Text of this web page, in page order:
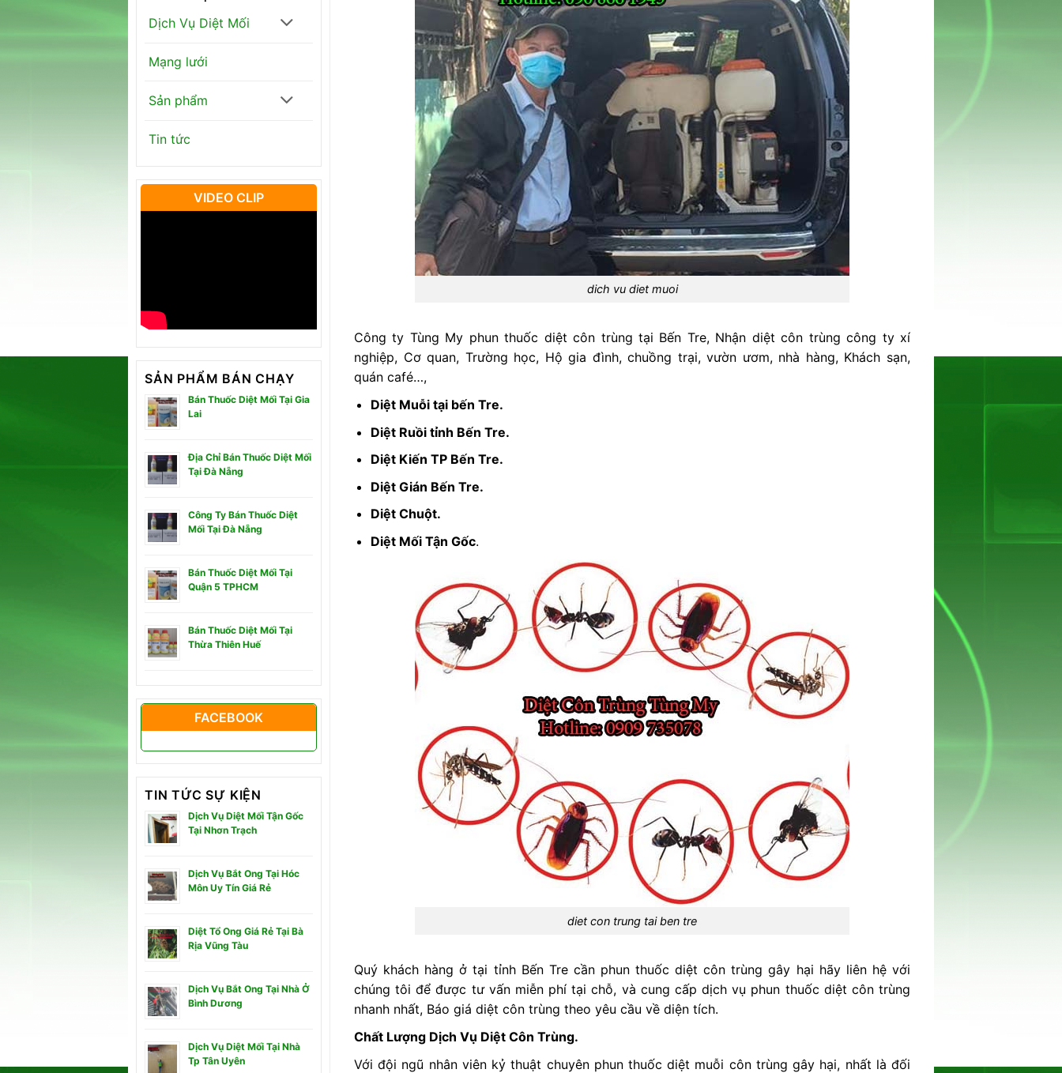
Dịch Vụ Diệt Mối
Mạng lưới
Sản phẩm
Tin tức
VIDEO CLIP
SẢN PHẨM BÁN CHẠY
Bán Thuốc Diệt Mối Tại Gia
Lai
Địa Chỉ Bán Thuốc Diệt Mối
Tại Đà Nẵng
Công Ty Bán Thuốc Diệt
Mối Tại Đà Nẵng
Bán Thuốc Diệt Mối Tại
Quận 5 TPHCM
Bán Thuốc Diệt Mối Tại
Thừa Thiên Huế
FACEBOOK
TIN TỨC SỰ KIỆN
Dịch Vụ Diệt Mối Tận Gốc
Tại Nhơn Trạch
Dịch Vụ Bắt Ong Tại Hóc
Môn Uy Tín Giá Rẻ
Diệt Tổ Ong Giá Rẻ Tại Bà
Rịa Vũng Tàu
Dịch Vụ Bắt Ong Tại Nhà Ở
Bình Dương
Dịch Vụ Diệt Mối Tại Nhà
Tp Tân Uyên
dich vu diet muoi
Công ty Tùng My phun thuốc diệt côn trùng tại Bến Tre, Nhận diệt côn trùng công ty xí
nghiệp, Cơ quan, Trường học, Hộ gia đình, chuồng trại, vườn ươm, nhà hàng, Khách sạn,
quán café…,
Diệt Muỗi tại bến Tre.
Diệt Ruồi tỉnh Bến Tre.
Diệt Kiến TP Bến Tre.
Diệt Gián Bến Tre.
Diệt Chuột.
Diệt Mối Tận Gốc.
diet con trung tai ben tre
Quý khách hàng ở tại tỉnh Bến Tre cần phun thuốc diệt côn trùng gây hại hãy liên hệ với
chúng tôi để được tư vấn miễn phí tại chỗ, và cung cấp dịch vụ phun thuốc diệt côn trùng
nhanh nhất, Báo giá diệt côn trùng theo yêu cầu về diện tích.
Chất Lượng Dịch Vụ Diệt Côn Trùng.
Với đội ngũ nhân viên kỷ thuật chuyên phun thuốc diệt muỗi côn trùng gây hại, nhất là đối